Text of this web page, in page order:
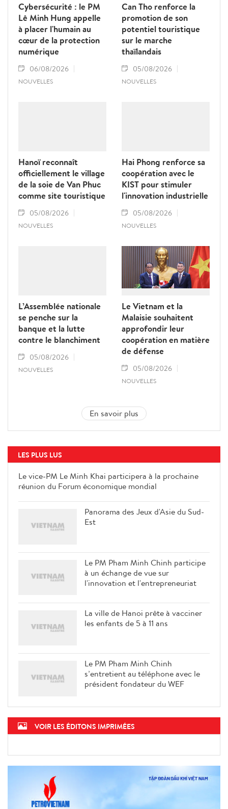
barrières techniques.
Cybersécurité : le PM
Lê Minh Hung appelle
à placer l'humain au
cœur de la protection
numérique
06/08/2026
NOUVELLES
Can Tho renforce la
promotion de son
potentiel touristique
sur le marche
thaïlandais
05/08/2026
NOUVELLES
Hanoï reconnaît
officiellement le village
de la soie de Van Phuc
comme site touristique
05/08/2026
NOUVELLES
Hai Phong renforce sa
coopération avec le
KIST pour stimuler
l'innovation industrielle
05/08/2026
NOUVELLES
L’Assemblée nationale
se penche sur la
banque et la lutte
contre le blanchiment
05/08/2026
NOUVELLES
Le Vietnam et la
Malaisie souhaitent
approfondir leur
coopération en matière
de défense
05/08/2026
NOUVELLES
En savoir plus
LES PLUS LUS
Le vice-PM Le Minh Khai
participera à la prochaine réunion
Le PM Pham Minh Chinh participe
à un échange de vue sur
l'innovation et l'entrepreneuriat
Le PM Pham Minh Chinh
s’entretient au téléphone avec le